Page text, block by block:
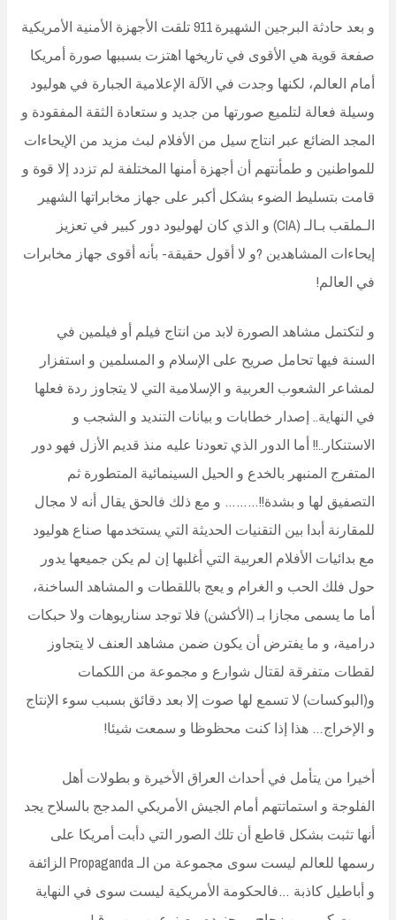
و بعد حادثة البرجين الشهيرة 911 تلقت الأجهزة الأمنية الأمريكية
صفعة قوية هي الأقوى في تاريخها اهتزت بسببها صورة أمريكا
أمام العالم، لكنها وجدت في الآلة الإعلامية الجبارة في هوليود
وسيلة فعالة لتلميع صورتها من جديد و ستعادة الثقة المفقودة و
المجد الضائع عبر انتاج سيل من الأفلام لبث مزيد من الإيحاءات
للمواطنين و طمأنتهم أن أجهزة أمنها المختلفة لم تزدد إلا قوة و
قامت بتسليط الضوء بشكل أكبر على جهاز مخابراتها الشهير
الـملقب بـالـ (CIA) و الذي كان لهوليود دور كبير في تعزيز
إيحاءات المشاهدين ?و لا أقول حقيقة- بأنه أقوى جهاز مخابرات
في العالم!
و لتكتمل مشاهد الصورة لابد من انتاج فيلم أو فيلمين في
السنة فيها تحامل صريح على الإسلام و المسلمين و استفزار
لمشاعر الشعوب العربية و الإسلامية التي لا يتجاوز ردة فعلها
في النهاية.. إصدار خطابات و بيانات التنديد و الشجب و
الاستنكار..!! أما الدور الذي تعودنا عليه منذ قديم الأزل فهو دور
المتفرج المنبهر بالخدع و الحيل السينمائية المتطورة ثم
التصفيق لها و بشدة!!……… و مع ذلك فالحق يقال أنه لا مجال
للمقارنة أبدا بين التقنيات الحديثة التي يستخدمها صناع هوليود
مع بدائيات الأفلام العربية التي أغلبها إن لم يكن جميعها يدور
حول فلك الحب و الغرام و يعج باللقطات و المشاهد الساخنة،
أما ما يسمى مجازا بـ (الأكشن) فلا توجد سناريوهات ولا حبكات
درامية، و ما يفترض أن يكون ضمن مشاهد العنف لا يتجاوز
لقطات متفرقة لقتال شوارع و مجموعة من اللكمات
و(البوكسات) لا تسمع لها صوت إلا بعد دقائق بسبب سوء الإنتاج
و الإخراج… هذا إذا كنت محظوظا و سمعت شيئا!
أخيرا من يتأمل في أحداث العراق الأخيرة و بطولات أهل
الفلوجة و استماتتهم أمام الجيش الأمريكي المدجج بالسلاح يجد
أنها تثبت بشكل قاطع أن تلك الصور التي دأبت أمريكا على
رسمها للعالم ليست سوى مجموعة من الـ Propaganda الزائفة
و أباطيل كاذبة …فالحكومة الأمريكية ليست سوى في النهاية